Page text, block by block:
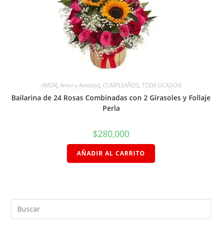
AMOR,Amor y Amistad, CUMPLEAÑOS, TODA OCASION
Bailarina de 24 Rosas Combinadas con 2 Girasoles y Follaje
Perla
$280,000
AÑADIR AL CARRITO